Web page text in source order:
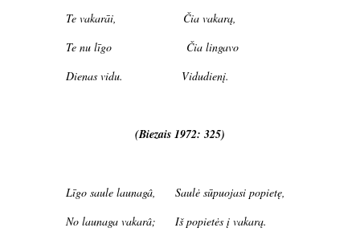
Te vakarāi, Čia vakarą,
Te nu līgo Čia lingavo
Dienas vidu. Vidudienį.
(Biezais 1972: 325)
Līgo saule launagâ, Saulė sūpuojasi popietę,
No launaga vakarâ; Iš popietės į vakarą.